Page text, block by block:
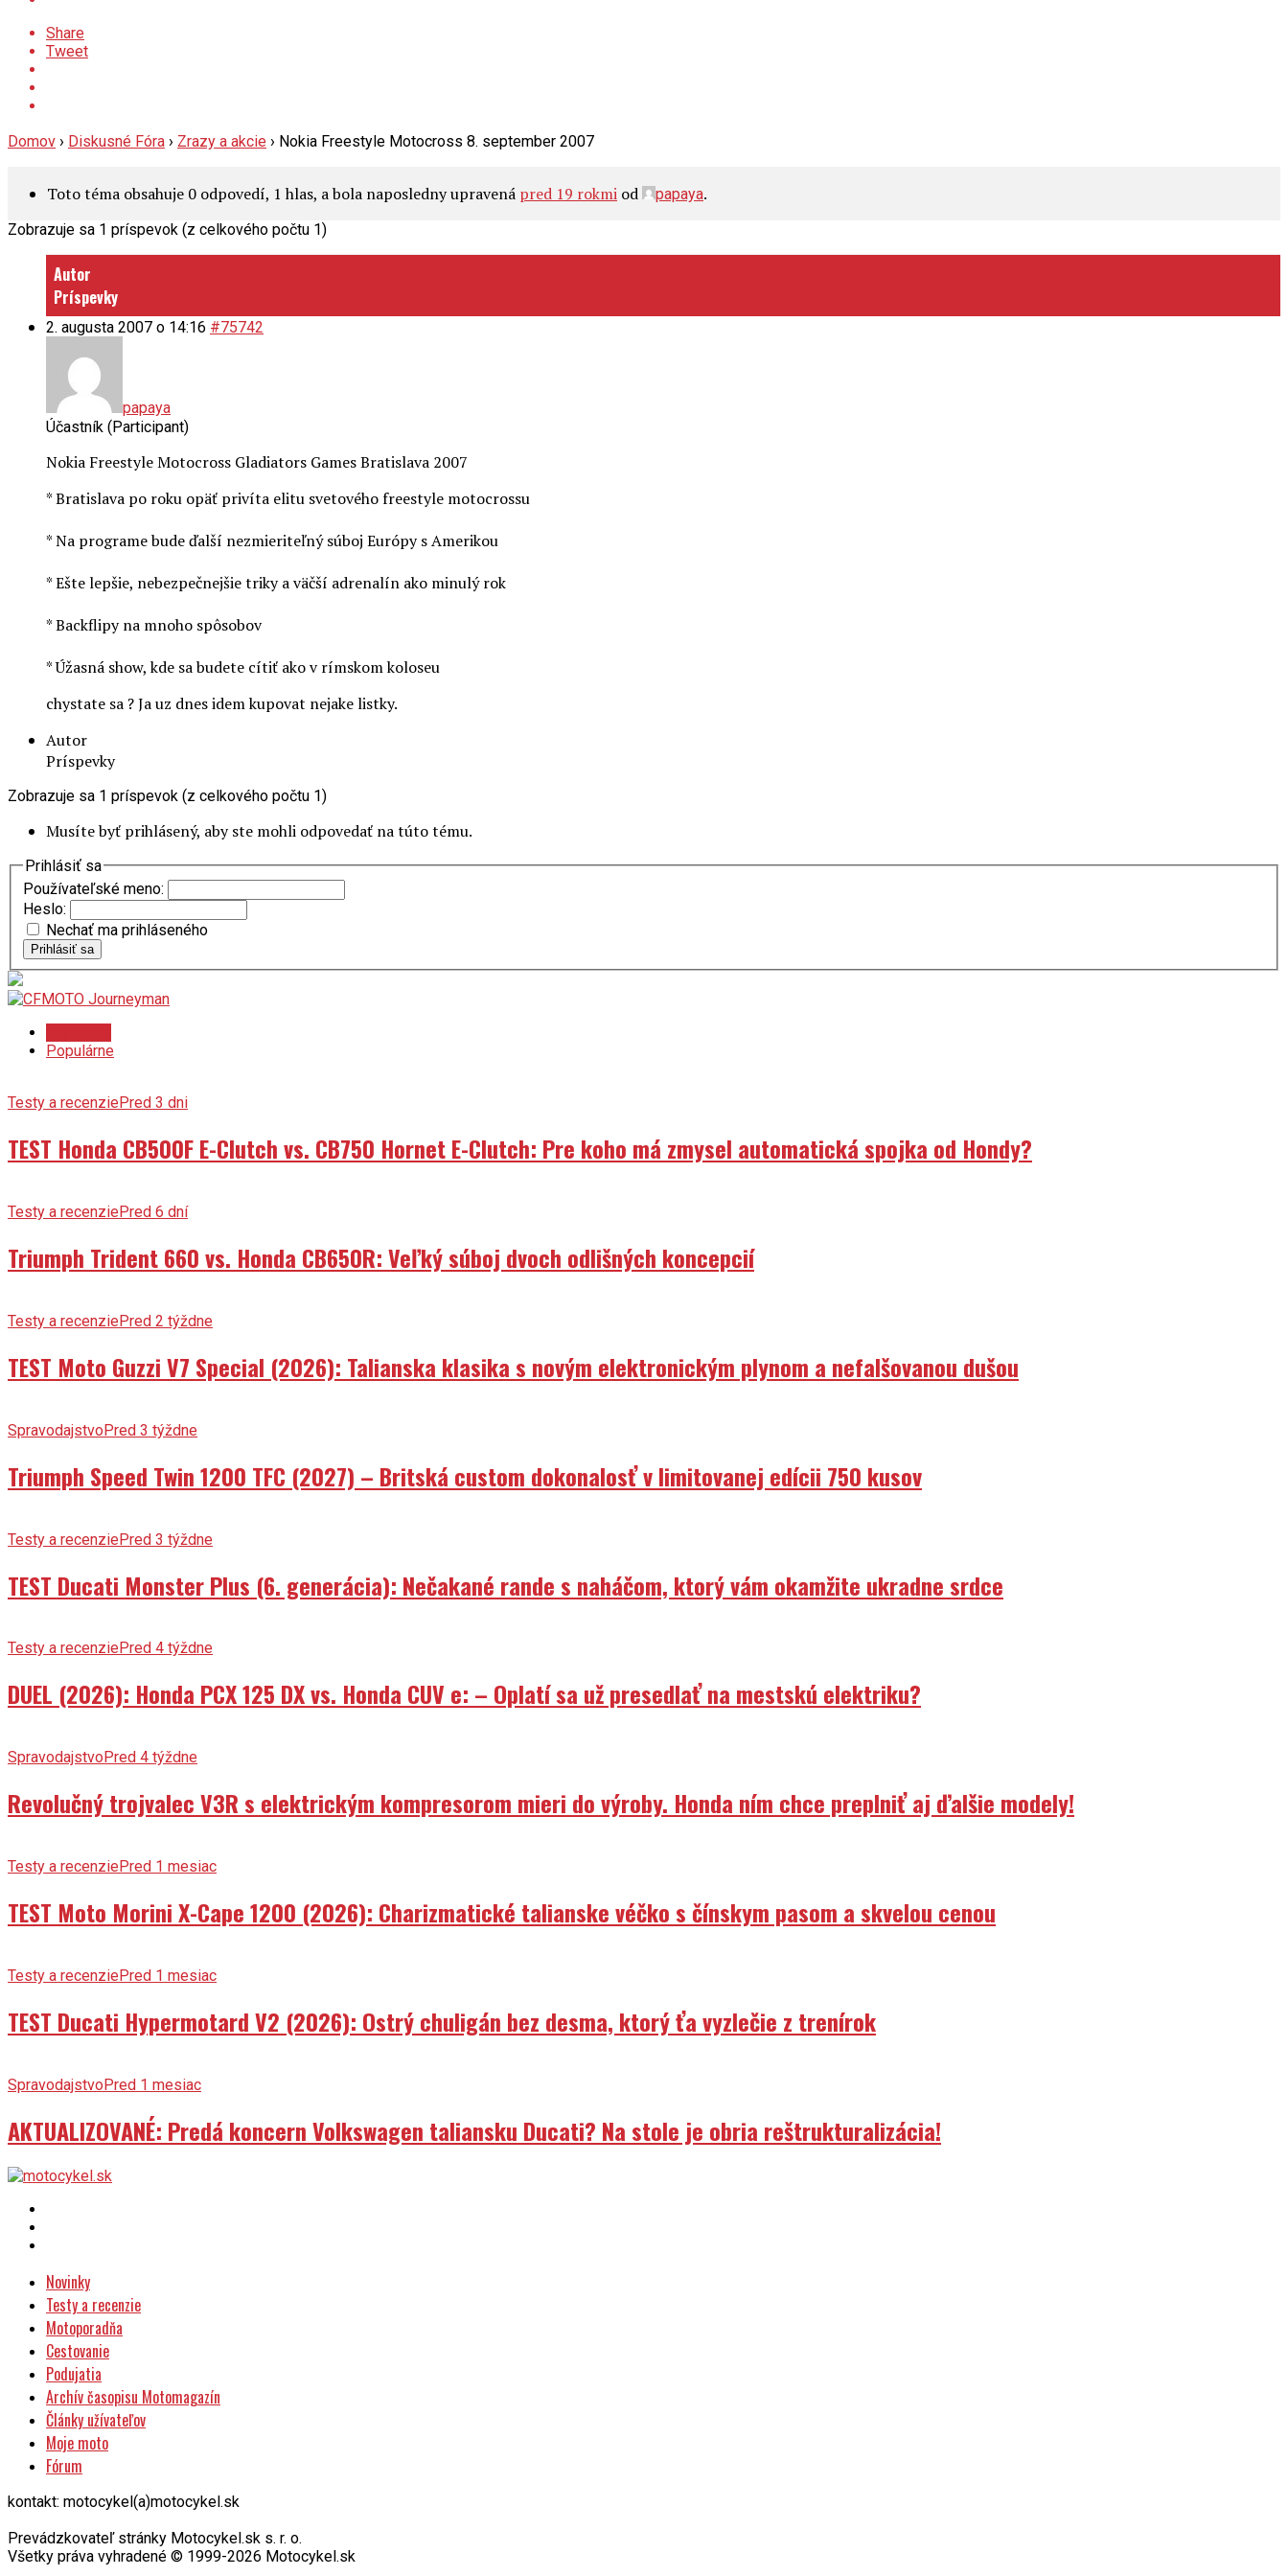
Share
Tweet
Domov › Diskusné Fóra › Zrazy a akcie › Nokia Freestyle Motocross 8. september 2007
Toto téma obsahuje 0 odpovedí, 1 hlas, a bola naposledny upravená pred 19 rokmi od papaya.
Zobrazuje sa 1 príspevok (z celkového počtu 1)
Autor
Príspevky
2. augusta 2007 o 14:16 #75742
papaya
Účastník (Participant)
Nokia Freestyle Motocross Gladiators Games Bratislava 2007
* Bratislava po roku opäť privíta elitu svetového freestyle motocrossu
* Na programe bude ďalší nezmieriteľný súboj Európy s Amerikou
* Ešte lepšie, nebezpečnejšie triky a väčší adrenalín ako minulý rok
* Backflipy na mnoho spôsobov
* Úžasná show, kde sa budete cítiť ako v rímskom koloseu
chystate sa ? Ja uz dnes idem kupovat nejake listky.
Autor
Príspevky
Zobrazuje sa 1 príspevok (z celkového počtu 1)
Musíte byť prihlásený, aby ste mohli odpovedať na túto tému.
Prihlásiť sa
Používateľské meno:
Heslo:
Nechať ma prihláseného
Prihlásiť sa
Populárne
Testy a recenziePred 3 dni
TEST Honda CB500F E-Clutch vs. CB750 Hornet E-Clutch: Pre koho má zmysel automatická spojka od Hondy?
Testy a recenziePred 6 dní
Triumph Trident 660 vs. Honda CB650R: Veľký súboj dvoch odlišných koncepcií
Testy a recenziePred 2 týždne
TEST Moto Guzzi V7 Special (2026): Talianska klasika s novým elektronickým plynom a nefalšovanou dušou
SpravodajstvoPred 3 týždne
Triumph Speed Twin 1200 TFC (2027) – Britská custom dokonalosť v limitovanej edícii 750 kusov
Testy a recenziePred 3 týždne
TEST Ducati Monster Plus (6. generácia): Nečakané rande s naháčom, ktorý vám okamžite ukradne srdce
Testy a recenziePred 4 týždne
DUEL (2026): Honda PCX 125 DX vs. Honda CUV e: – Oplatí sa už presedlať na mestskú elektriku?
SpravodajstvoPred 4 týždne
Revolučný trojvalec V3R s elektrickým kompresorom mieri do výroby. Honda ním chce preplniť aj ďalšie modely!
Testy a recenziePred 1 mesiac
TEST Moto Morini X-Cape 1200 (2026): Charizmatické talianske véčko s čínskym pasom a skvelou cenou
Testy a recenziePred 1 mesiac
TEST Ducati Hypermotard V2 (2026): Ostrý chuligán bez desma, ktorý ťa vyzlečie z trenírok
SpravodajstvoPred 1 mesiac
AKTUALIZOVANÉ: Predá koncern Volkswagen taliansku Ducati? Na stole je obria reštrukturalizácia!
Novinky
Testy a recenzie
Motoporadňa
Cestovanie
Podujatia
Archív časopisu Motomagazín
Články užívateľov
Moje moto
Fórum
kontakt: motocykel(a)motocykel.sk
Prevádzkovateľ stránky Motocykel.sk s. r. o.
Všetky práva vyhradené © 1999-2026 Motocykel.sk